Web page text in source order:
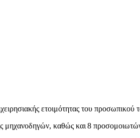
ετοιμότητας του
καθώς και 8 προσομοιωτών